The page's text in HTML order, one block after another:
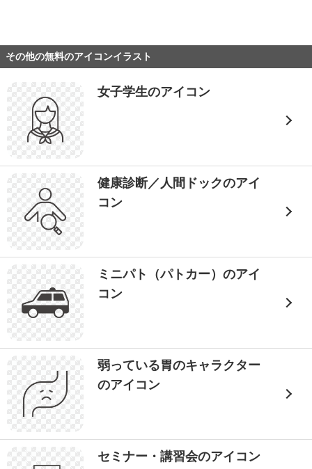
その他の無料のアイコンイラスト
女子学生のアイコン
健康診断／人間ドックのアイ
コン
ミニパト（パトカー）のアイ
コン
弱っている胃のキャラクター
のアイコン
セミナー・講習会のアイコン